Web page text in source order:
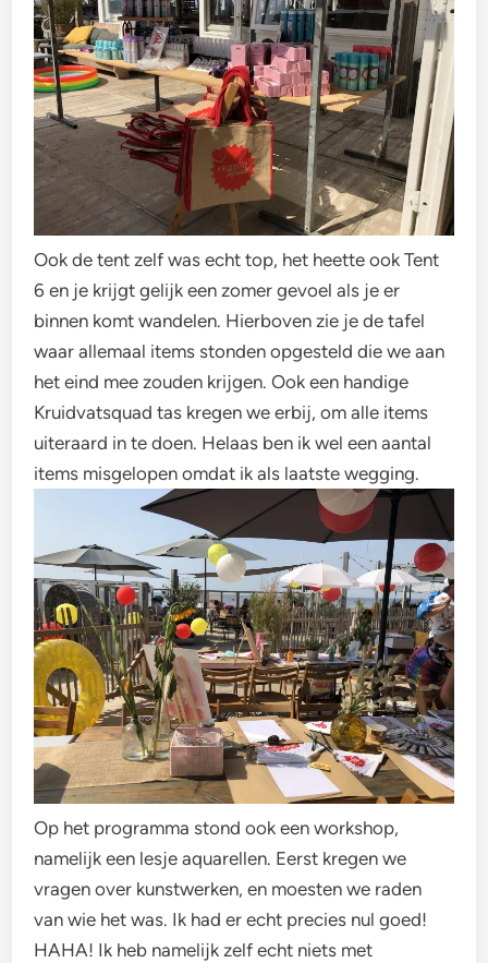
Ook de tent zelf was echt top, het heette ook Tent
6 en je krijgt gelijk een zomer gevoel als je er
binnen komt wandelen. Hierboven zie je de tafel
waar allemaal items stonden opgesteld die we aan
het eind mee zouden krijgen. Ook een handige
Kruidvatsquad tas kregen we erbij, om alle items
uiteraard in te doen. Helaas ben ik wel een aantal
items misgelopen omdat ik als laatste wegging.
Op het programma stond ook een workshop,
namelijk een lesje aquarellen. Eerst kregen we
vragen over kunstwerken, en moesten we raden
van wie het was. Ik had er echt precies nul goed!
HAHA! Ik heb namelijk zelf echt niets met